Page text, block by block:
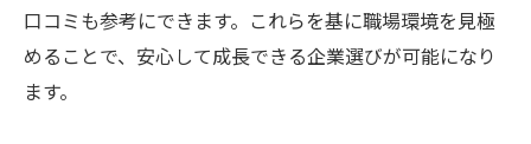
口コミも参考にできます。これらを基に職場環境を見極
めることで、安心して成長できる企業選びが可能になり
ます。